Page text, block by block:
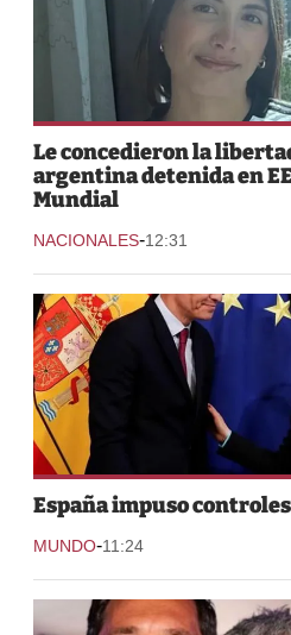
Le concedieron la
argentina detenida en
Mundial
NACIONALES-12:31
España impuso
MUNDO-11:24